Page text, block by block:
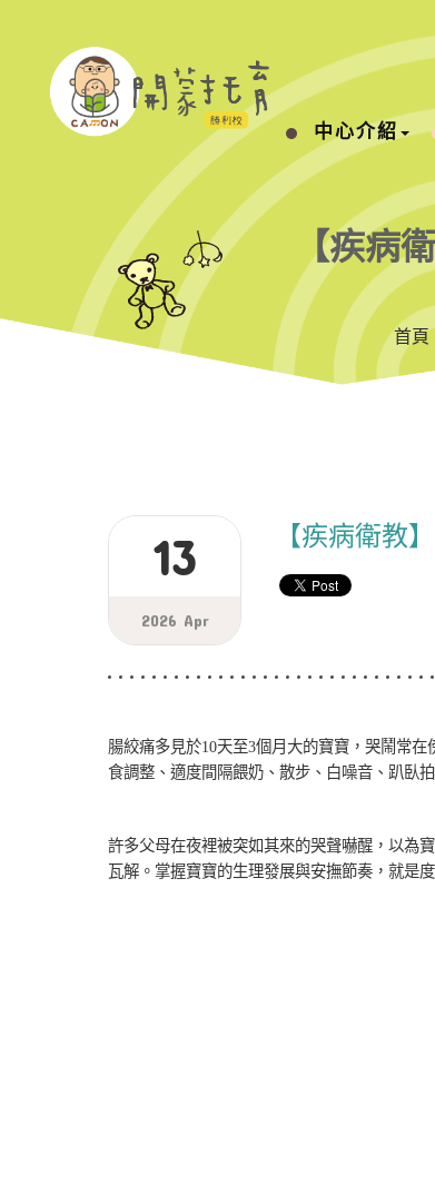
中心介紹
【疾病
首頁
13
2026 Apr
【疾病衛教
腸絞痛多見於10天至3個月大的寶寶，哭鬧常
食調整、適度間隔餵奶、散步、白噪音、趴臥
許多父母在夜裡被突如其來的哭聲嚇醒，以為
瓦解。掌握寶寶的生理發展與安撫節奏，就是